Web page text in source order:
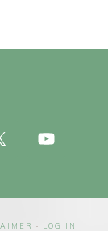
· LOG IN